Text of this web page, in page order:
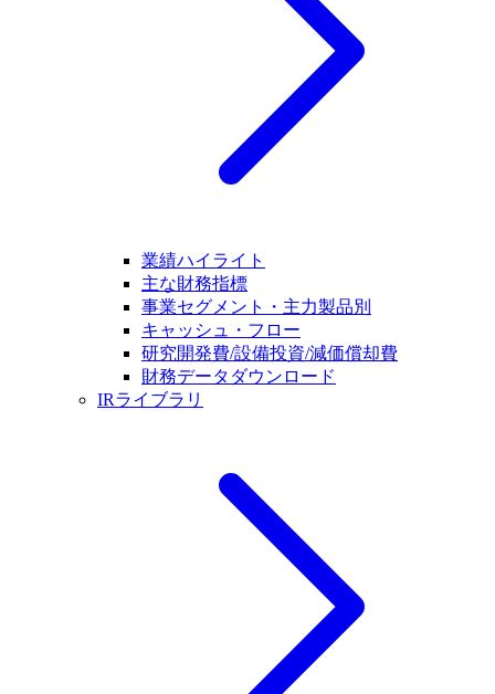
業績ハイライト
主な財務指標
事業セグメント・主力製品別
キャッシュ・フロー
研究開発費/設備投資/減価償却費
財務データダウンロード
IRライブラリ